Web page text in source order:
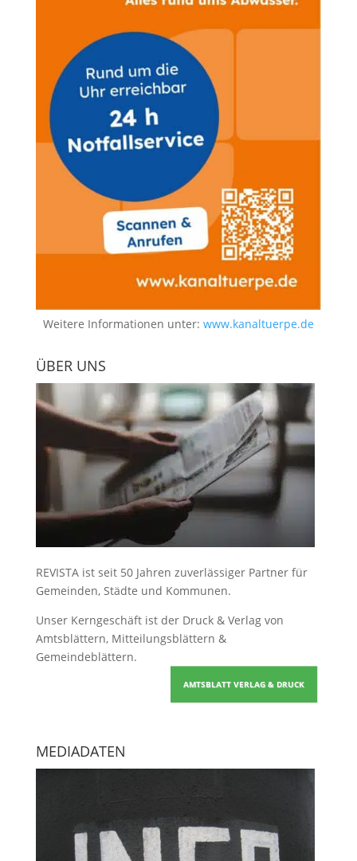
Weitere Informationen unter: www.kanaltuerpe.de
ÜBER UNS
REVISTA ist seit 50 Jahren zuverlässiger Partner für
Gemeinden, Städte und Kommunen.
Unser Kerngeschäft ist der Druck & Verlag von
Amtsblättern, Mitteilungsblättern &
Gemeindeblättern.
AMTSBLATT VERLAG & DRUCK
MEDIADATEN